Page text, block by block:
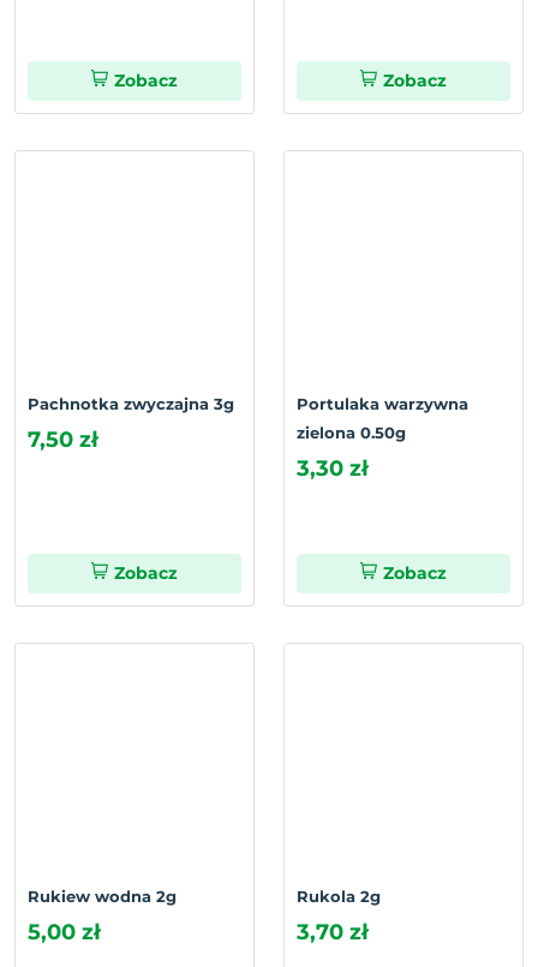
Zobacz Zobacz
Pachnotka zwyczajna 3g
7,50 zł
Zobacz
Portulaka warzywna
zielona 0.50g
3,30 zł
Zobacz
Rukiew wodna 2g
5,00 zł
Rukola 2g
3,70 zł